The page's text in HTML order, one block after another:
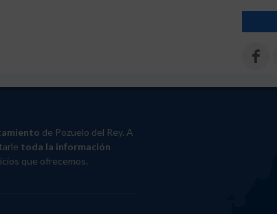
de Pozuelo del Rey. A
toda la información
que ofrecemos.